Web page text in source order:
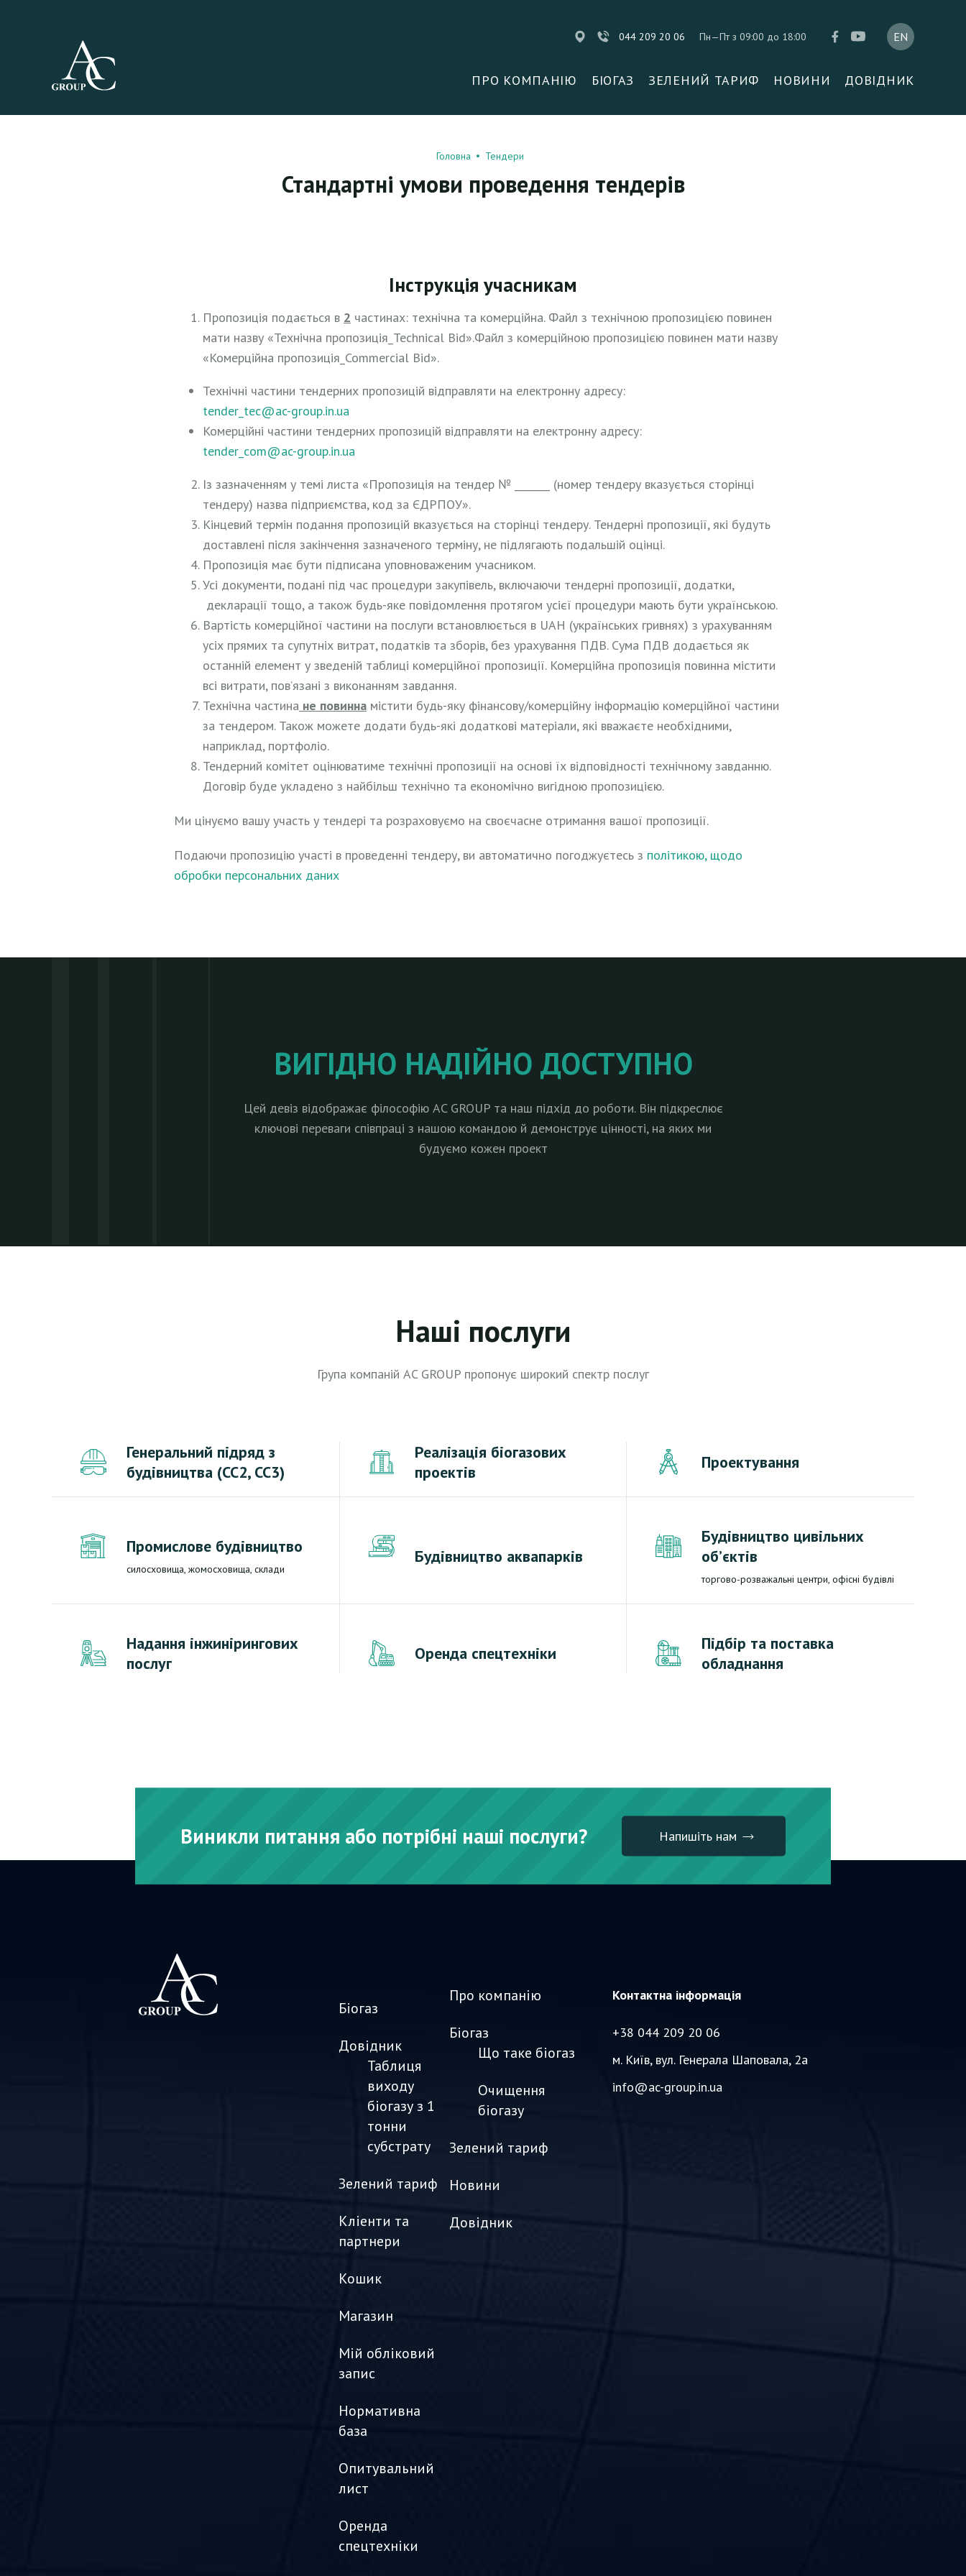
044 209 20 06 Пн—Пт з 09:00 до 18:00
ПРО КОМПАНІЮ БІОГАЗ ЗЕЛЕНИЙ ТАРИФ НОВИНИ ДОВІДНИК
Головна Тендери
Стандартні умови проведення тендерів
Інструкція учасникам
Пропозиція подається в 2 частинах: технічна та комерційна. Файл з технічною пропозицією повинен
мати назву «Технічна пропозиція_Technical Bid».Файл з комерційною пропозицією повинен мати назву
«Комерційна пропозиція_Commercial Bid».
Технічні частини тендерних пропозицій відправляти на електронну адресу:
tender_tec@ac-group.in.ua
Комерційні частини тендерних пропозицій відправляти на електронну адресу:
tender_com@ac-group.in.ua
Із зазначенням у темі листа «Пропозиція на тендер № _______ (номер тендеру вказується сторінці
тендеру) назва підприємства, код за ЄДРПОУ».
Кінцевий термін подання пропозицій вказується на сторінці тендеру. Тендерні пропозиції, які будуть
доставлені після закінчення зазначеного терміну, не підлягають подальшій оцінці.
Пропозиція має бути підписана уповноваженим учасником.
Усі документи, подані під час процедури закупівель, включаючи тендерні пропозиції, додатки,
декларації тощо, а також будь-яке повідомлення протягом усієї процедури мають бути українською.
Вартість комерційної частини на послуги встановлюється в UAH (українських гривнях) з урахуванням
усіх прямих та супутніх витрат, податків та зборів, без урахування ПДВ. Сума ПДВ додається як
останній елемент у зведеній таблиці комерційної пропозиції. Комерційна пропозиція повинна містити
всі витрати, пов’язані з виконанням завдання.
Технічна частина не повинна містити будь-яку фінансову/комерційну інформацію комерційної частини
за тендером. Також можете додати будь-які додаткові матеріали, які вважаєте необхідними,
наприклад, портфоліо.
Тендерний комітет оцінюватиме технічні пропозиції на основі їх відповідності технічному завданню.
Договір буде укладено з найбільш технічно та економічно вигідною пропозицією.
Ми цінуємо вашу участь у тендері та розраховуємо на своєчасне отримання вашої пропозиції.
Подаючи пропозицію участі в проведенні тендеру, ви автоматично погоджуєтесь з політикою, щодо
обробки персональних даних
ВИГІДНО НАДІЙНО ДОСТУПНО
Цей девіз відображає філософію AC GROUP та наш підхід до роботи. Він підкреслює
ключові переваги співпраці з нашою командою й демонструє цінності, на яких ми
будуємо кожен проект
Наші послуги
Група компаній AC GROUP пропонує широкий спектр послуг
Генеральний підряд з
будівництва (СС2, СС3)
Реалізація біогазових
проектів
Проектування
Промислове будівництво
силосховища, жомосховища, склади
Будівництво аквапарків
Будівництво цивільних
об’єктів
торгово-розважальні центри, офісні будівлі
Надання інжинірингових
послуг
Оренда спецтехніки
Підбір та поставка
обладнання
Виникли питання або потрібні наші послуги? Напишіть нам
Біогаз
Довідник
Таблиця
виходу
біогазу з 1
тонни
субстрату
Зелений тариф
Кліенти та
партнери
Кошик
Магазин
Мій обліковий
запис
Нормативна
база
Опитувальний
лист
Оренда
спецтехніки
Про компанію
Біогаз
Що таке біогаз
Очищення
біогазу
Зелений тариф
Новини
Довідник
Контактна інформація
+38 044 209 20 06
м. Київ, вул. Генерала Шаповала, 2а
info@ac-group.in.ua